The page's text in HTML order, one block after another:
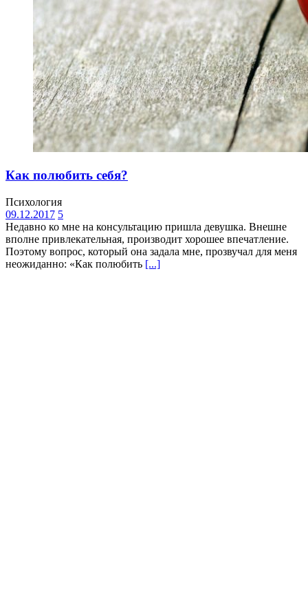
Как полюбить себя?
Психология
09.12.2017 5
Недавно ко мне на консультацию пришла девушка. Внешне
вполне привлекательная, производит хорошее впечатление.
Поэтому вопрос, который она задала мне, прозвучал для меня
неожиданно: «Как полюбить [...]